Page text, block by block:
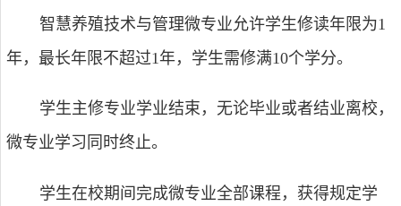
智慧养殖技术与管理微专业允许学生修读年限为1
年，最长年限不超过1年，学生需修满10个学分。
学生主修专业学业结束，无论毕业或者结业离校，
微专业学习同时终止。
学生在校期间完成微专业全部课程，获得规定学